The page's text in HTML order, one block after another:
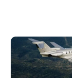
PLUS DE